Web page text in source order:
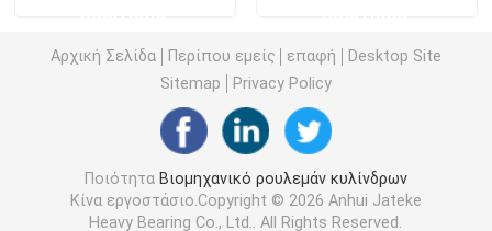
Ρουλεμάν εξοπλισμού κατασκευής
Ρουλεμάν μηχανημάτων μεταλλείας
Υφαντικά ρουλεμάν μηχανημάτων
Αρχική Σελίδα Περίπου εμείς επαφή
Desktop Site
Sitemap
Privacy Policy
Ποιότητα Βιομηχανικό ρουλεμάν κυλίνδρων
Κίνα εργοστάσιο.Copyright © 2026 Anhui Jateke
Heavy Bearing Co., Ltd.. All Rights Reserved.